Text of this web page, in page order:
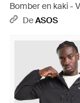
Bomber en kaki -
DeASOS